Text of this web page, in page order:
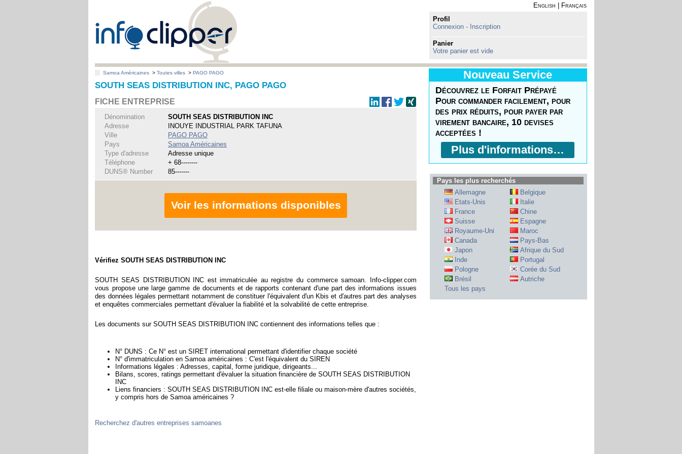
English
Français
Profil
Connexion - Inscription
Panier
Votre panier est vide
Samoa Américaines >Toutes villes >PAGO PAGO
SOUTH SEAS DISTRIBUTION INC, PAGO PAGO
FICHE ENTREPRISE
Dénomination
SOUTH SEAS DISTRIBUTION INC
Adresse
INOUYE INDUSTRIAL PARK TAFUNA
Ville
PAGO PAGO
Pays
Samoa Américaines
Type d'adresse
Adresse unique
Téléphone
+ 68--------
DUNS® Number
85-------
Voir les informations disponibles
Vérifiez SOUTH SEAS DISTRIBUTION INC
SOUTH SEAS DISTRIBUTION INC est immatriculée au registre du commerce samoan. Info-clipper.com
vous propose une large gamme de documents et de rapports contenant d'une part des informations issues
des données légales permettant notamment de constituer l'équivalent d'un Kbis et d'autres part des analyses
et enquêtes commerciales permettant d'évaluer la fiabilité et la solvabilité de cette entreprise.
Les documents sur SOUTH SEAS DISTRIBUTION INC contiennent des informations telles que :
N° DUNS : Ce N° est un SIRET international permettant d'identifier chaque société
N° d'immatriculation en Samoa américaines : C'est l'équivalent du SIREN
Informations légales : Adresses, capital, forme juridique, dirigeants...
Bilans, scores, ratings permettant d'évaluer la situation financière de SOUTH SEAS DISTRIBUTION
INC
Liens financiers : SOUTH SEAS DISTRIBUTION INC est-elle filiale ou maison-mère d'autres sociétés,
y compris hors de Samoa américaines ?
Recherchez d'autres entreprises samoanes
Nouveau Service
Découvrez le Forfait Prépayé
Pour commander facilement, pour
des prix réduits, pour payer par
virement bancaire, 10 devises
acceptées !
Plus d'informations…
Pays les plus recherchés
Allemagne
Belgique
Etats-Unis
Italie
France
Chine
Suisse
Espagne
Royaume-Uni
Maroc
Canada
Pays-Bas
Japon
Afrique du Sud
Inde
Portugal
Pologne
Corée du Sud
Brésil
Autriche
Tous les pays